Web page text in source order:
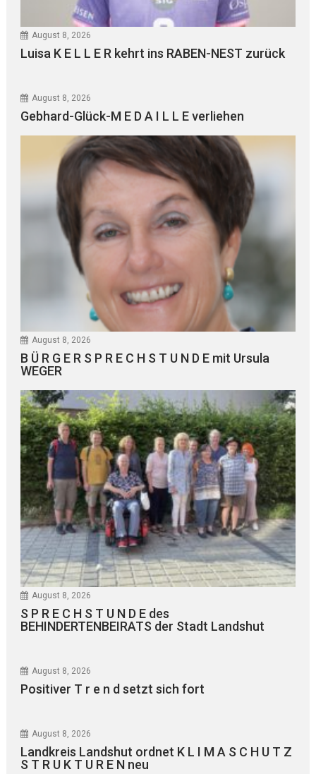
August 8, 2026
Luisa K E L L E R kehrt ins RABEN-NEST zurück
August 8, 2026
Gebhard-Glück-M E D A I L L E verliehen
August 8, 2026
B Ü R G E R S P R E C H S T U N D E mit Ursula
WEGER
August 8, 2026
S P R E C H S T U N D E des
BEHINDERTENBEIRATS der Stadt Landshut
August 8, 2026
Positiver T r e n d setzt sich fort
August 8, 2026
Landkreis Landshut ordnet K L I M A S C H U T Z
S T R U K T U R E N neu